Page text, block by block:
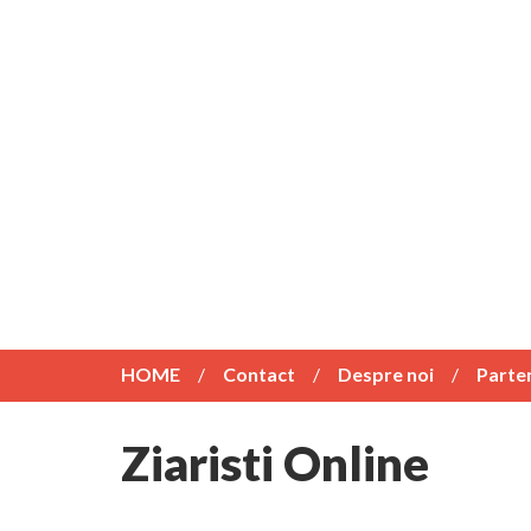
HOME Contact Despre noi
Ziaristi Online